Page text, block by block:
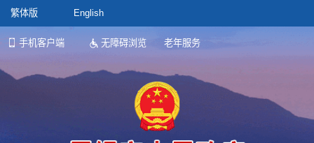
繁体版 English
手机客户端 无障碍浏览 老年服务